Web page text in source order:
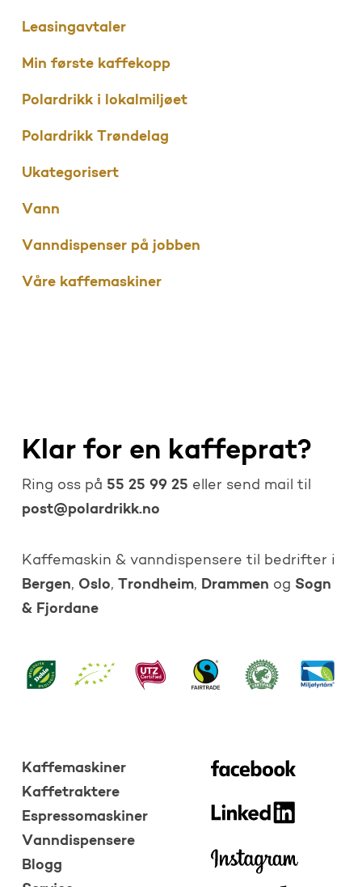
Leasingavtaler
Min første kaffekopp
Polardrikk i lokalmiljøet
Polardrikk Trøndelag
Ukategorisert
Vann
Vanndispenser på jobben
Våre kaffemaskiner
Klar for en kaffeprat?
Ring oss på 55 25 99 25 eller send mail til
post@polardrikk.no
Kaffemaskin & vanndispensere til bedrifter i
Bergen, Oslo, Trondheim, Drammen og Sogn
& Fjordane
Kaffemaskiner
Kaffetraktere
Espressomaskiner
Vanndispensere
Blogg